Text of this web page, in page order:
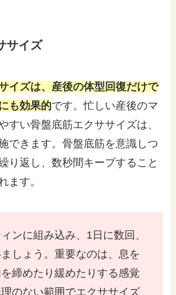
サイズ
イズは、産後の体型回復だけで
も効果的です。忙しい産後のマ
すい骨盤底筋エクササイズは、
できます。骨盤底筋を意識しつ
り返し、数秒間キープすること
ます。
ンに組み込み、1日に数回、
しょう。重要なのは、息を
締めたり緩めたりする感覚
のない範囲でエクササイズ